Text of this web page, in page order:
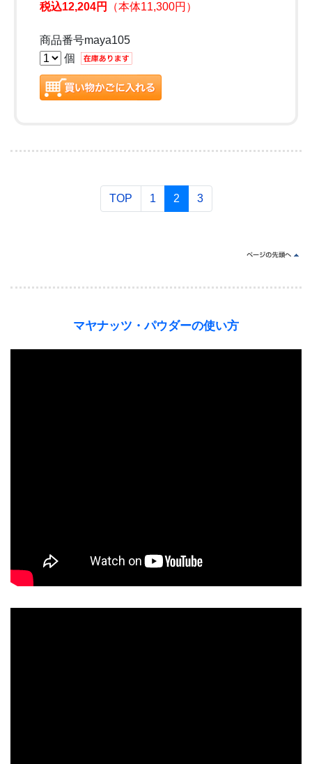
税込12,204円 （本体11,300円）
商品番号maya105
個
TOP 1 2 3
マヤナッツ・パウダーの使い方